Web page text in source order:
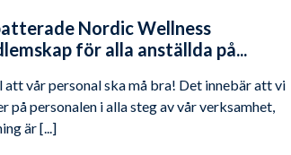
Nordic Wellness
för alla anställda på...
att vår personal ska må bra! Det innebär att vi
på personalen i alla steg av vår verksamhet,
är [...]